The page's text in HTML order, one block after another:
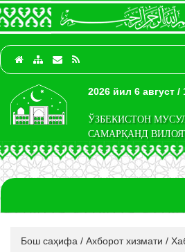
2026 йил 6 август
ЎЗБЕКИСТОН
САМАРҚАНД
Бош саҳифа / Ахборот хизмати /